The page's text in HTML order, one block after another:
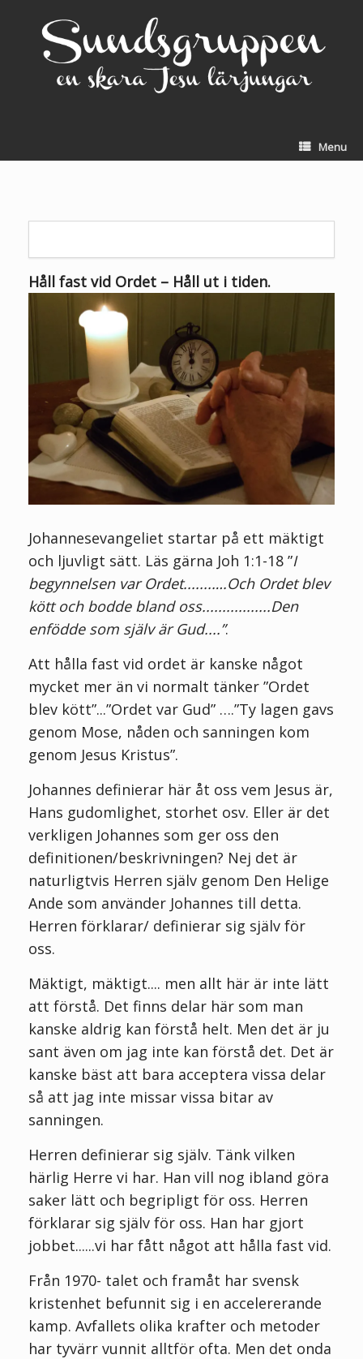
Menu
Håll fast vid Ordet – Håll ut i tiden.
Johannesevangeliet startar på ett mäktigt
och ljuvligt sätt. Läs gärna Joh 1:1-18 ”I
begynnelsen var Ordet.......….Och Ordet blev
kött och bodde bland oss.................Den
enfödde som själv är Gud....”.
Att hålla fast vid ordet är kanske något
mycket mer än vi normalt tänker ”Ordet
blev kött”...”Ordet var Gud” ….”Ty lagen gavs
genom Mose, nåden och sanningen kom
genom Jesus Kristus”.
Johannes definierar här åt oss vem Jesus är,
Hans gudomlighet, storhet osv. Eller är det
verkligen Johannes som ger oss den
definitionen/beskrivningen? Nej det är
naturligtvis Herren själv genom Den Helige
Ande som använder Johannes till detta.
Herren förklarar/ definierar sig själv för
oss.
Mäktigt, mäktigt.... men allt här är inte lätt
att förstå. Det finns delar här som man
kanske aldrig kan förstå helt. Men det är ju
sant även om jag inte kan förstå det. Det är
kanske bäst att bara acceptera vissa delar
så att jag inte missar vissa bitar av
sanningen.
Herren definierar sig själv. Tänk vilken
härlig Herre vi har. Han vill nog ibland göra
saker lätt och begripligt för oss. Herren
förklarar sig själv för oss. Han har gjort
jobbet......vi har fått något att hålla fast vid.
Från 1970- talet och framåt har svensk
kristenhet befunnit sig i en accelererande
kamp. Avfallets olika krafter och metoder
har tyvärr vunnit alltför ofta. Men det onda